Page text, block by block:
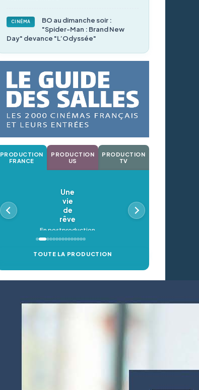
CINÉMA
BO au dimanche soir :
"Spider-Man : Brand New
Day" devance "L’Odyssée"
PRODUCTION
FRANCE
PRODUCTION
US
PRODUCTION
TV
Une
vie
de
rêve
En postproduction
TOUTE LA PRODUCTION